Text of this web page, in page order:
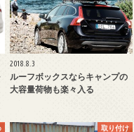
2018.8.3
ルーフボックスならキャンプの
大容量荷物も楽々入る
取り付け